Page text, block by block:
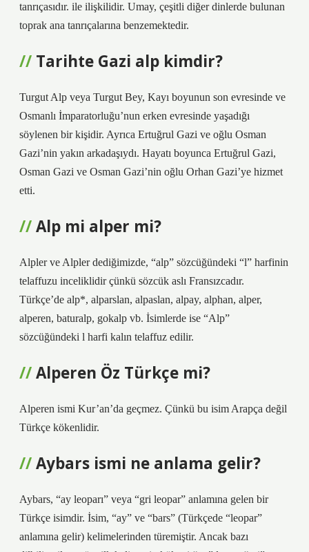
tanrıçasıdır. ile ilişkilidir. Umay, çeşitli diğer dinlerde bulunan
toprak ana tanrıçalarına benzemektedir.
Tarihte Gazi alp kimdir?
Turgut Alp veya Turgut Bey, Kayı boyunun son evresinde ve
Osmanlı İmparatorluğu’nun erken evresinde yaşadığı
söylenen bir kişidir. Ayrıca Ertuğrul Gazi ve oğlu Osman
Gazi’nin yakın arkadaşıydı. Hayatı boyunca Ertuğrul Gazi,
Osman Gazi ve Osman Gazi’nin oğlu Orhan Gazi’ye hizmet
etti.
Alp mi alper mi?
Alpler ve Alpler dediğimizde, “alp” sözcüğündeki “l” harfinin
telaffuzu inceliklidir çünkü sözcük aslı Fransızcadır.
Türkçe’de alp*, alparslan, alpaslan, alpay, alphan, alper,
alperen, baturalp, gokalp vb. İsimlerde ise “Alp”
sözcüğündeki l harfi kalın telaffuz edilir.
Alperen Öz Türkçe mi?
Alperen ismi Kur’an’da geçmez. Çünkü bu isim Arapça değil
Türkçe kökenlidir.
Aybars ismi ne anlama gelir?
Aybars, “ay leoparı” veya “gri leopar” anlamına gelen bir
Türkçe isimdir. İsim, “ay” ve “bars” (Türkçede “leopar”
anlamına gelir) kelimelerinden türemiştir. Ancak bazı